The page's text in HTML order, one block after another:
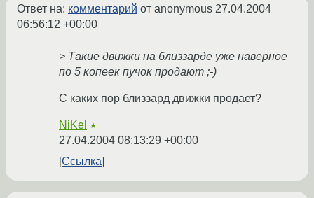
Ответ на: комментарий от anonymous 27.04.2004
06:56:12 +00:00
> Такие движки на близзарде уже наверное
по 5 копеек пучок продают ;-)
С каких пор близзард движки продает?
NiKel ★
27.04.2004 08:13:29 +00:00
Ссылка